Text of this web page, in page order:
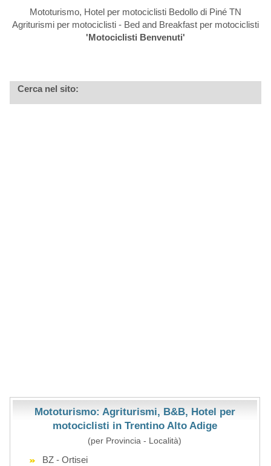
Mototurismo, Hotel per motociclisti Bedollo di Piné TN
Agriturismi per motociclisti - Bed and Breakfast per motociclisti
'Motociclisti Benvenuti'
Cerca nel sito:
Mototurismo: Agriturismi, B&B, Hotel per
motociclisti in Trentino Alto Adige
(per Provincia - Località)
BZ - Ortisei